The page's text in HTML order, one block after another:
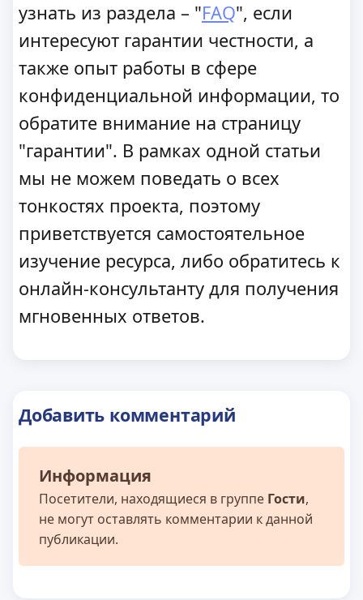
узнать из раздела – "FAQ", если
интересуют гарантии честности, а
также опыт работы в сфере
конфиденциальной информации, то
обратите внимание на страницу
"гарантии". В рамках одной статьи
мы не можем поведать о всех
тонкостях проекта, поэтому
приветствуется самостоятельное
изучение ресурса, либо обратитесь к
онлайн-консультанту для получения
мгновенных ответов.
Добавить комментарий
Информация
Посетители, находящиеся в группе Гости,
не могут оставлять комментарии к данной
публикации.